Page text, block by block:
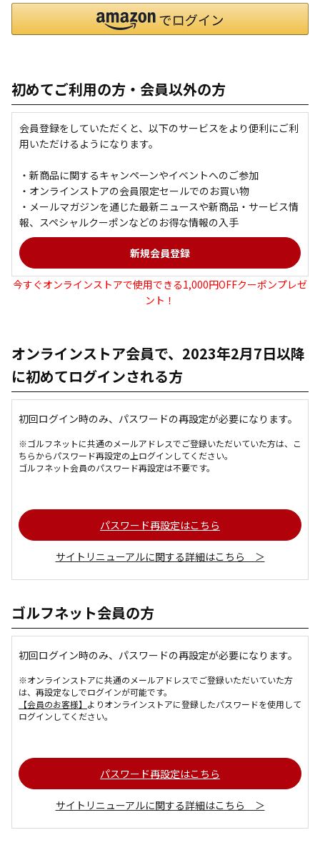
初めてご利用の方・会員以外の方
会員登録をしていただくと、以下のサービスをより便利にご利
用いただけるようになります。
・新商品に関するキャンペーンやイベントへのご参加
・オンラインストアの会員限定セールでのお買い物
・メールマガジンを通じた最新ニュースや新商品・サービス情
報、スペシャルクーポンなどのお得な情報の入手
今すぐオンラインストアで使用できる1,000円OFFクーポンプレゼ
ント！
オンラインストア会員で、2023年2月7日以降
に初めてログインされる方
初回ログイン時のみ、パスワードの再設定が必要になります。
※ゴルフネットに共通のメールアドレスでご登録いただいていた方は、こ
ちらからパスワード再設定の上ログインしてください。
ゴルフネット会員のパスワード再設定は不要です。
パスワード再設定はこちら
サイトリニューアルに関する詳細はこちら ＞
ゴルフネット会員の方
初回ログイン時のみ、パスワードの再設定が必要になります。
※オンラインストアに共通のメールアドレスでご登録いただいていた方
は、再設定なしでログインが可能です。
【会員のお客様】 よりオンラインストアに登録したパスワードを使用して
ログインしてください。
パスワード再設定はこちら
サイトリニューアルに関する詳細はこちら ＞